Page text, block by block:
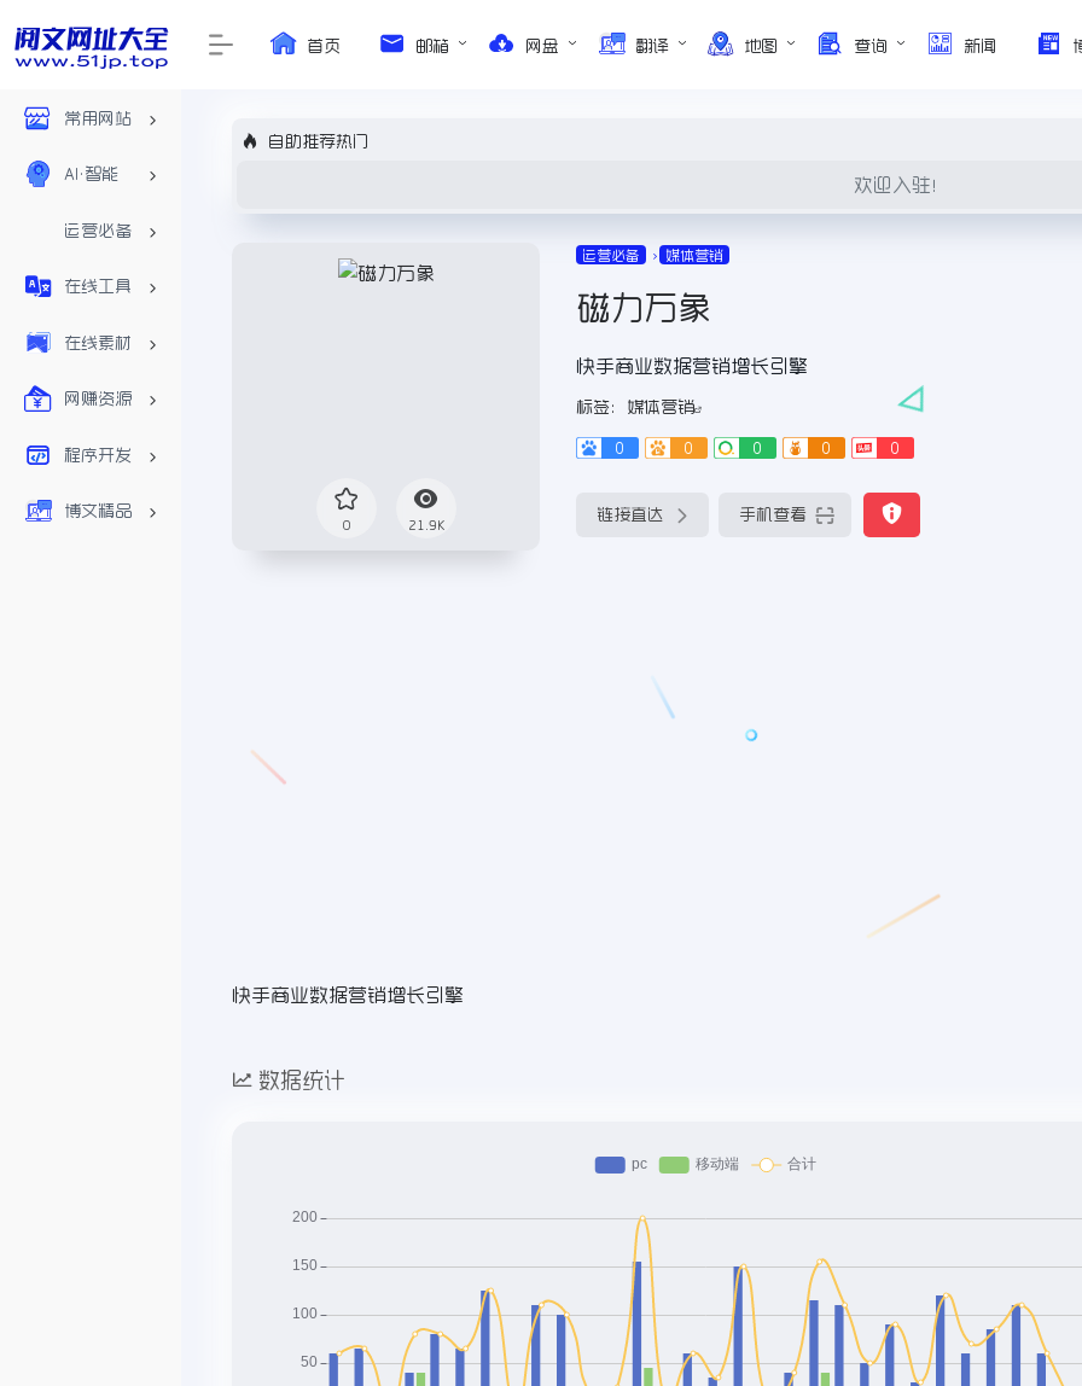
常用网站
AI•智能
运营必备
在线工具
在线素材
网赚资源
程序开发
博文精品
首页 邮箱 网盘 翻译 地图 查询 新闻
自助推荐热门
欢迎入驻！
0 21.9K
运营必备 媒体营销
磁力万象
快手商业数据营销增长引擎
标签： 媒体营销
0 0 0 0 0
链接直达 手机查看
快手商业数据营销增长引擎
数据统计